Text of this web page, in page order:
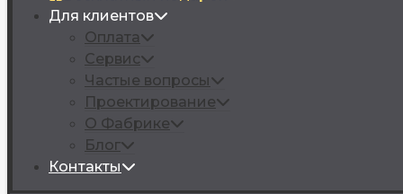
Для клиентов
Оплата
Сервис
Частые вопросы
Проектирование
О Фабрике
Блог
Контакты